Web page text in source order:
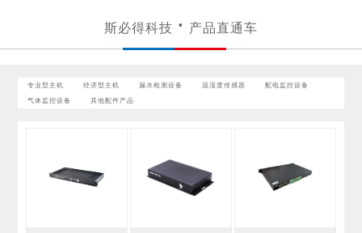
斯必得科技 产品直通车
专业型主机 经济型主机 漏水检测设备 温湿度传感器 配电监控设备
气体监控设备 其他配件产品